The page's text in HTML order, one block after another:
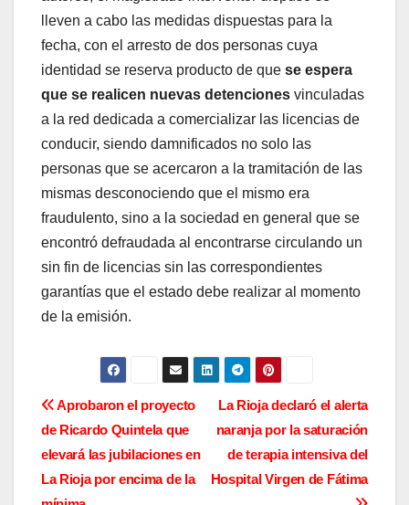
lleven a cabo las medidas dispuestas para la
fecha, con el arresto de dos personas cuya
identidad se reserva producto de que se espera
que se realicen nuevas detenciones vinculadas
a la red dedicada a comercializar las licencias de
conducir, siendo damnificados no solo las
personas que se acercaron a la tramitación de las
mismas desconociendo que el mismo era
fraudulento, sino a la sociedad en general que se
encontró defraudada al encontrarse circulando un
sin fin de licencias sin las correspondientes
garantías que el estado debe realizar al momento
de la emisión.
N
a
v
La Rioja declaró el alerta
naranja por la saturación
de terapia intensiva del
Hospital Virgen de Fátima
Aprobaron el proyecto
de Ricardo Quintela que
elevará las jubilaciones en
La Rioja por encima de la